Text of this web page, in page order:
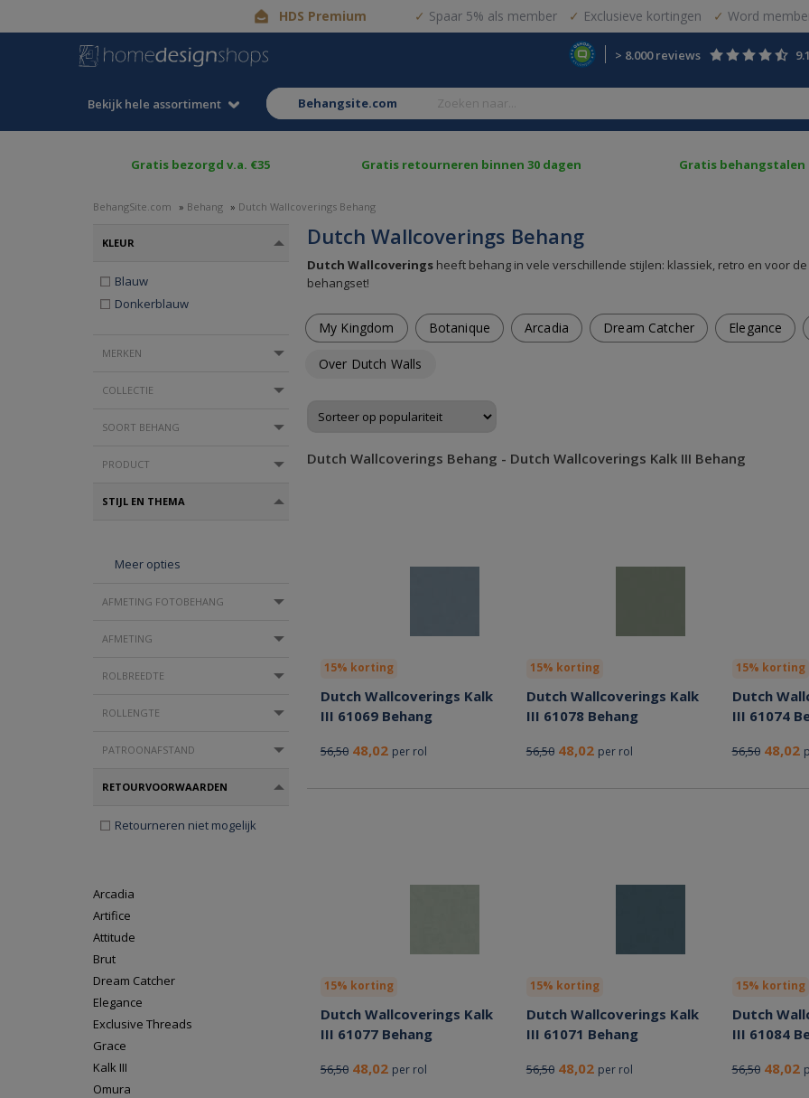
HDS Premium Spaar 5% als member Exclusieve kortingen Word
> 8.000 reviews
Bekijk hele assortiment behangsite.com
Gratis bezorgd v.a. €35 Gratis retourneren binnen 30 dagen Gratis behangstalen
BehangSite.com » Behang » Dutch Wallcoverings Behang
Dutch Wallcoverings Behang
Dutch Wallcoverings heeft behang in vele verschillende stijlen: klassiek, retro en voor
behangset!
My Kingdom Botanique Arcadia Dream Catcher Elegance
Over Dutch Walls
Dutch Wallcoverings Behang - Dutch Wallcoverings Kalk III Behang
15% korting
Dutch Wallcoverings Kalk
III 61069 Behang
56,50 48,02 per rol
15% korting
Dutch Wallcoverings Kalk
III 61078 Behang
56,50 48,02 per rol
15% korting
Dutch
III 61074
56,50 48,02
15% korting
Dutch Wallcoverings Kalk
III 61077 Behang
56,50 48,02 per rol
15% korting
Dutch Wallcoverings Kalk
III 61071 Behang
56,50 48,02 per rol
15% korting
Dutch
III 61084
56,50 48,02
KLEUR
Blauw
Donkerblauw
MERKEN
COLLECTIE
SOORT BEHANG
PRODUCT
STIJL EN THEMA
Meer opties
AFMETING FOTOBEHANG
AFMETING
ROLBREEDTE
ROLLENGTE
PATROONAFSTAND
RETOURVOORWAARDEN
Retourneren niet mogelijk
Arcadia
Artifice
Attitude
Brut
Dream Catcher
Elegance
Exclusive Threads
Grace
Kalk III
Omura